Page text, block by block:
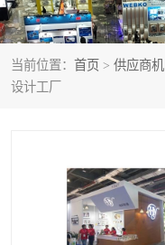
当前位置： 首页 > 供应商机
设计工厂
展会装修设计
活动策划